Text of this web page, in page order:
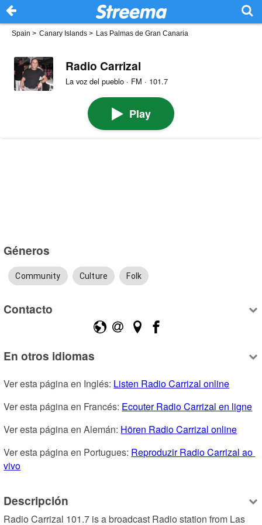
Spain > Canary Islands > Las Palmas de Gran Canaria
Radio Carrizal
La voz del pueblo · FM · 101.7
Play
Géneros
Community Culture Folk
Contacto
En otros idiomas
Ver esta página en Inglés: Listen Radio Carrizal online
Ver esta página en Francés: Ecouter Radio Carrizal en ligne
Ver esta página en Alemán: Hören Radio Carrizal online
Ver esta página en Portugues: Reproduzir Radio Carrizal ao
vivo
Descripción
Radio Carrizal 101.7 is a broadcast Radio station from Las